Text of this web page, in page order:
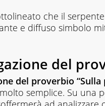
che il
e diffuso simbolo
del
del proverbio
semplice. Su una